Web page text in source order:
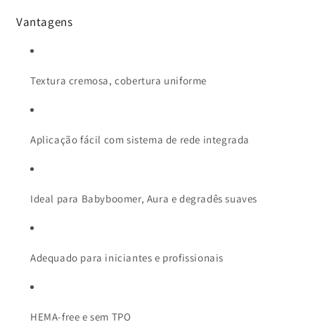
Vantagens
Textura cremosa, cobertura uniforme
Aplicação fácil com sistema de rede integrada
Ideal para Babyboomer, Aura e degradês suaves
Adequado para iniciantes e profissionais
HEMA-free e sem TPO